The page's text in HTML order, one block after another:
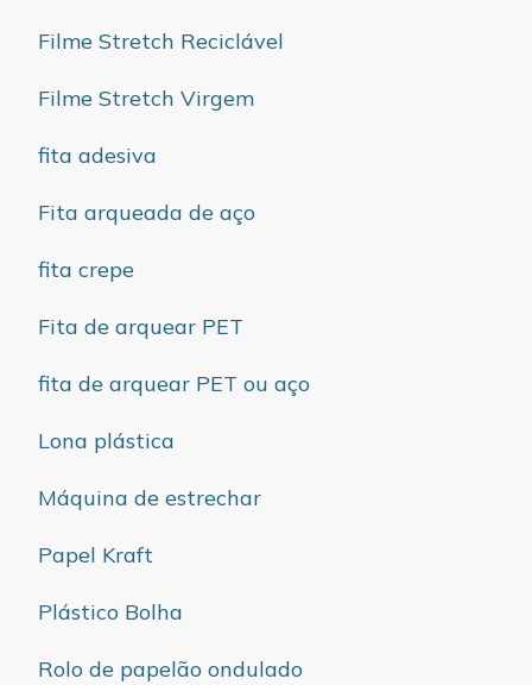
Filme Stretch Reciclável
Filme Stretch Virgem
fita adesiva
Fita arqueada de aço
fita crepe
Fita de arquear PET
fita de arquear PET ou aço
Lona plástica
Máquina de estrechar
Papel Kraft
Plástico Bolha
Rolo de papelão ondulado